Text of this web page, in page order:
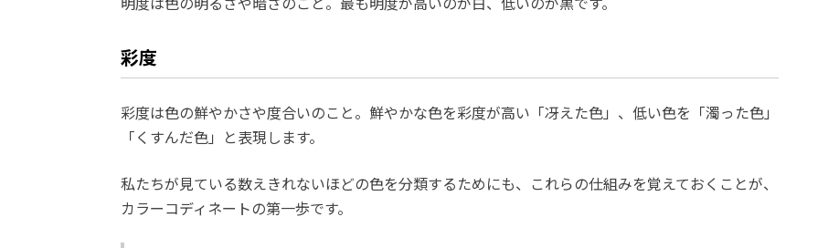
彩度
彩度は色の鮮やかさや度合いのこと。鮮やかな色を彩度が高い「冴えた色」、低い色を「濁った色」
「くすんだ色」と表現します。
私たちが見ている数えきれないほどの色を分類するためにも、これらの仕組みを覚えておくことが、
カラーコディネートの第一歩です。